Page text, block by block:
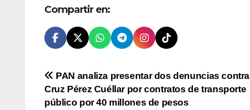
Compartir en:
Navegación
de
PAN analiza presentar dos denuncias contra
Cruz Pérez Cuéllar por contratos de transporte
público por 40 millones de pesos